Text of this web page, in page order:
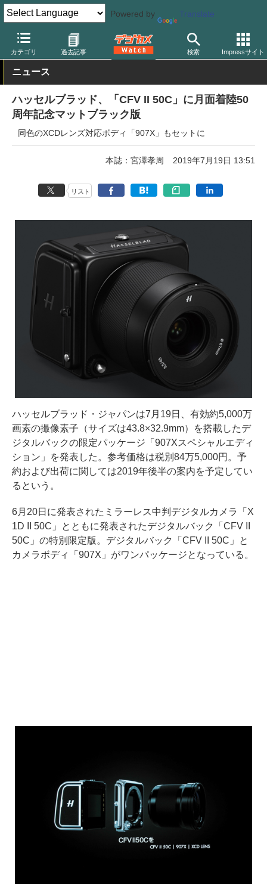
Powered by Translate
カテゴリ 過去記事 検索 Impressサイト
デジカメ Watch カメラ 中判カメラ/デジタルバック ハッセル
ニュース
ハッセルブラッド、「CFV II 50C」に月面着陸50
周年記念マットブラック版
同色のXCDレンズ対応ボディ「907X」もセットに
本誌：宮澤孝周 2019年7月19日 13:51
リスト
ハッセルブラッド・ジャパンは7月19日、有効約5,000万
画素の撮像素子（サイズは43.8×32.9mm）を搭載したデ
ジタルバックの限定パッケージ「907Xスペシャルエディ
ション」を発表した。参考価格は税別84万5,000円。予
約および出荷に関しては2019年後半の案内を予定してい
るという。
6月20日に発表されたミラーレス中判デジタルカメラ「X
1D II 50C」とともに発表されたデジタルバック「CFV II
50C」の特別限定版。デジタルバック「CFV II 50C」と
カメラボディ「907X」がワンパッケージとなっている。